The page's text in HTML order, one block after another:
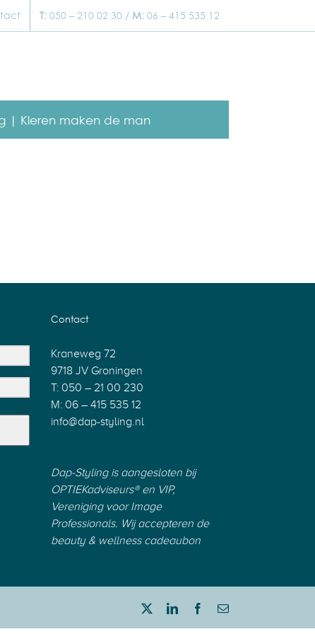
T: 050 – 210 02 30 / M: 06 – 415 535 12
| Kleren maken de man
Contact
Kraneweg 72
9718 JV Groningen
T: 050 – 21 00 230
M: 06 – 415 535 12
info@dap-styling.nl
Dap-Styling is aangesloten bij
OPTIEKadviseurs®enVIP,
Vereniging voor Image
Professionals. Wij accepteren de
beauty & wellness cadeaubon
TwitterLinkedInFacebook
E-